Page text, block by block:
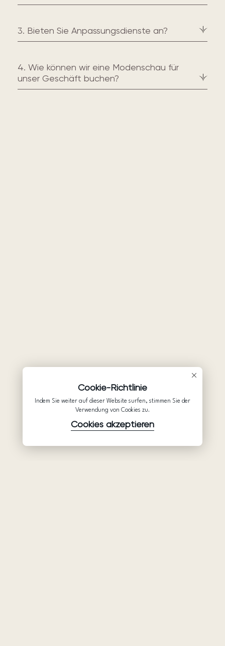
3. Bieten Sie Anpassungsdienste an?
4. Wie können wir eine Modenschau für
unser Geschäft buchen?
Cookie-Richtlinie
Indem Sie weiter auf dieser Website surfen, stimmen Sie der
Verwendung von Cookies zu.
Cookies akzeptieren